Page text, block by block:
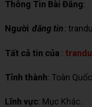
Thông Tin Bài Đăng:
Người đăng tin:
Tất cả tin của :
Tỉnh thành: Toàn
Lĩnh vực: Mục Khác.